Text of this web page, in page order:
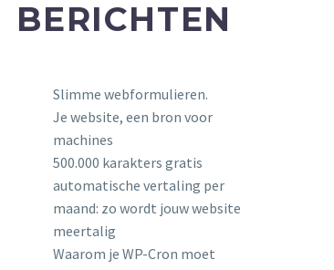
BERICHTEN
Slimme webformulieren.
Je website, een bron voor
machines
500.000 karakters gratis
automatische vertaling per
maand: zo wordt jouw website
meertalig
Waarom je WP-Cron moet